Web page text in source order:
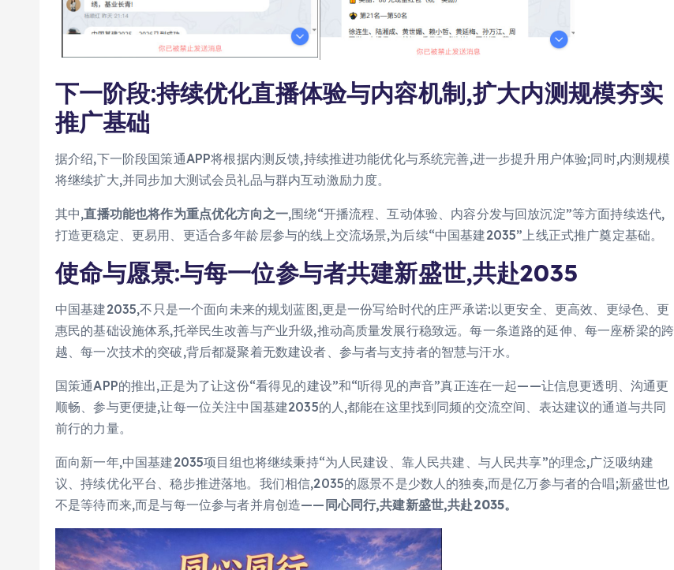
下一阶段:持续优化直播体验与内容机制,扩大内测规模夯实
推广基础
据介绍,下一阶段国策通APP将根据内测反馈,持续推进功能优化与系统完善,进一步提升用户体验;同时,内测规模
将继续扩大,并同步加大测试会员礼品与群内互动激励力度。
其中,直播功能也将作为重点优化方向之一,围绕“开播流程、互动体验、内容分发与回放沉淀”等方面持续迭代,
打造更稳定、更易用、更适合多年龄层参与的线上交流场景,为后续“中国基建2035”上线正式推广奠定基础。
使命与愿景:与每一位参与者共建新盛世,共赴2035
中国基建2035,不只是一个面向未来的规划蓝图,更是一份写给时代的庄严承诺:以更安全、更高效、更绿色、更
惠民的基础设施体系,托举民生改善与产业升级,推动高质量发展行稳致远。每一条道路的延伸、每一座桥梁的跨
越、每一次技术的突破,背后都凝聚着无数建设者、参与者与支持者的智慧与汗水。
国策通APP的推出,正是为了让这份“看得见的建设”和“听得见的声音”真正连在一起——让信息更透明、沟通更
顺畅、参与更便捷,让每一位关注中国基建2035的人,都能在这里找到同频的交流空间、表达建议的通道与共同
前行的力量。
面向新一年,中国基建2035项目组也将继续秉持“为人民建设、靠人民共建、与人民共享”的理念,广泛吸纳建
议、持续优化平台、稳步推进落地。我们相信,2035的愿景不是少数人的独奏,而是亿万参与者的合唱;新盛世也
不是等待而来,而是与每一位参与者并肩创造—— 同心同行,共建新盛世,共赴2035。